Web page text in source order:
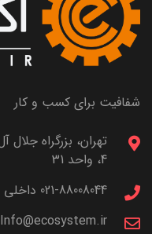
شفافیت برای کسب و کار
4، واحد 31
021-88008044 داخلی 4
Info@ecosystem.ir